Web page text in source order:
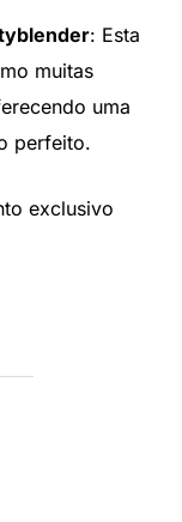
: Esta
muitas
uma
perfeito.
exclusivo